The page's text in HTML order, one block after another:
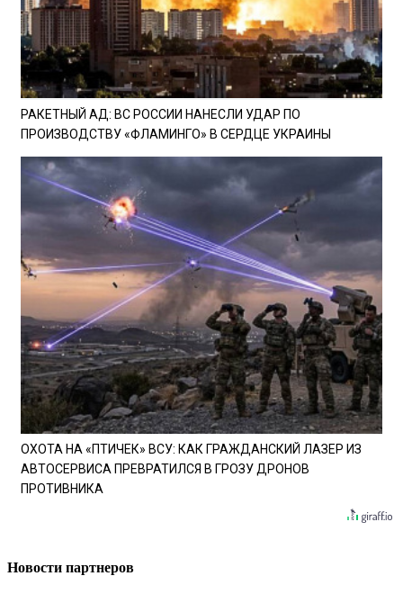
РАКЕТНЫЙ АД: ВС РОССИИ НАНЕСЛИ УДАР ПО
ПРОИЗВОДСТВУ «ФЛАМИНГО» В СЕРДЦЕ УКРАИНЫ
ОХОТА НА «ПТИЧЕК» ВСУ: КАК ГРАЖДАНСКИЙ ЛАЗЕР ИЗ
АВТОСЕРВИСА ПРЕВРАТИЛСЯ В ГРОЗУ ДРОНОВ
ПРОТИВНИКА
Новости партнеров